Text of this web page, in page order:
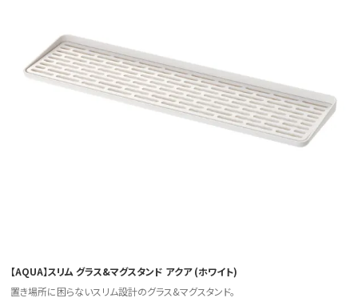
【AQUA】スリム グラス&マグスタンド アクア (ホワイト)
置き場所に困らないスリム設計のグラス&マグスタンド。